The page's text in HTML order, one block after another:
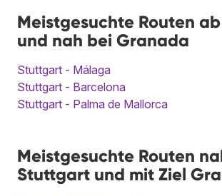
Meistgesuchte Routen
und nah bei Granada
Stuttgart - Málaga
Stuttgart - Barcelona
Stuttgart - Palma de Mallorca
Meistgesuchte Routen
Stuttgart und mit Ziel